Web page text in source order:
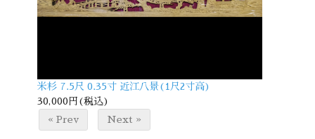
米杉 7.5尺 0.35寸 近江八景(1尺2寸高)
30,000円(税込)
« Prev
Next »